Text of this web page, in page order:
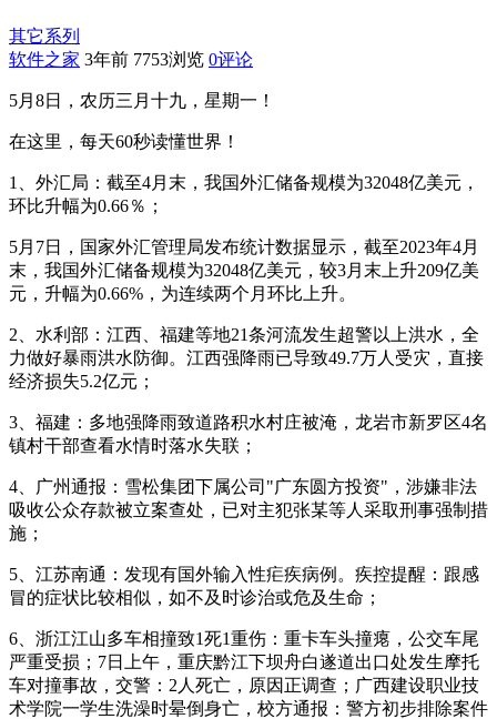
其它系列
软件之家 3年前 7753浏览 0评论
5月8日，农历三月十九，星期一！
在这里，每天60秒读懂世界！
1、外汇局：截至4月末，我国外汇储备规模为32048亿美元，
环比升幅为0.66％；
5月7日，国家外汇管理局发布统计数据显示，截至2023年4月
末，我国外汇储备规模为32048亿美元，较3月末上升209亿美
元，升幅为0.66%，为连续两个月环比上升。
2、水利部：江西、福建等地21条河流发生超警以上洪水，全
力做好暴雨洪水防御。江西强降雨已导致49.7万人受灾，直接
经济损失5.2亿元；
3、福建：多地强降雨致道路积水村庄被淹，龙岩市新罗区4名
镇村干部查看水情时落水失联；
4、广州通报：雪松集团下属公司"广东圆方投资"，涉嫌非法
吸收公众存款被立案查处，已对主犯张某等人采取刑事强制措
施；
5、江苏南通：发现有国外输入性疟疾病例。疾控提醒：跟感
冒的症状比较相似，如不及时诊治或危及生命；
6、浙江江山多车相撞致1死1重伤：重卡车头撞瘪，公交车尾
严重受损；7日上午，重庆黔江下坝舟白遂道出口处发生摩托
车对撞事故，交警：2人死亡，原因正调查；广西建设职业技
术学院一学生洗澡时晕倒身亡，校方通报：警方初步排除案件